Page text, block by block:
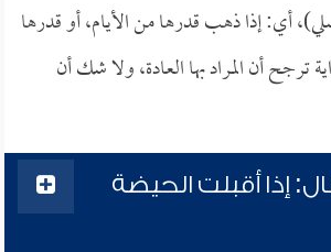
أي: إذا ذهب قدرها من الأيام، أو قدرها
ترجح أن المراد بها العادة، ولا شك أن
إذا أقبلت الحيضة